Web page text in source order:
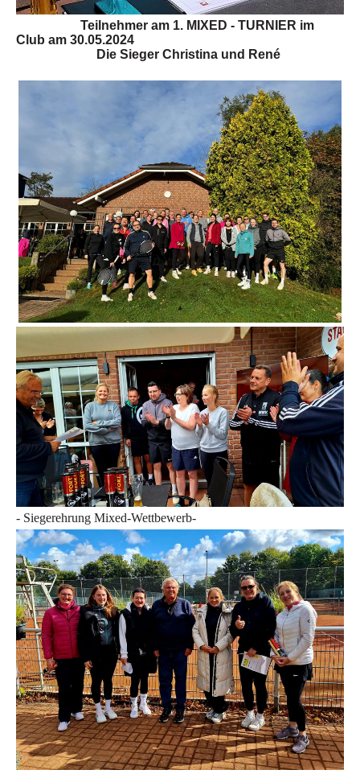
Teilnehmer am 1. MIXED - TURNIER im
Club am 30.05.2024
Die Sieger Christina und René
- Siegerehrung Mixed-Wettbewerb-